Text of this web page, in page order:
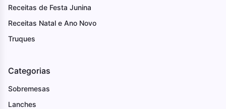
Receitas de Festa Junina
Receitas Natal e Ano Novo
Truques
Categorias
Sobremesas
Lanches